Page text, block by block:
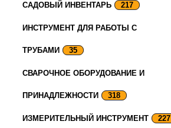
САДОВЫЙ ИНВЕНТАРЬ 217
ИНСТРУМЕНТ ДЛЯ РАБОТЫ С
ТРУБАМИ 35
СВАРОЧНОЕ ОБОРУДОВАНИЕ И
ПРИНАДЛЕЖНОСТИ 318
ИЗМЕРИТЕЛЬНЫЙ ИНСТРУМЕНТ 227